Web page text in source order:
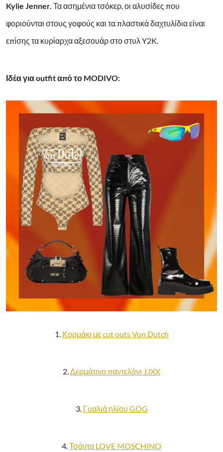
Kylie Jenner. Τα ασημένια τσόκερ, οι αλυσίδες που
φοριούνται στους γοφούς και τα πλαστικά δαχτυλίδια είναι
επίσης τα κυρίαρχα αξεσουάρ στο στυλ Y2K.
Ιδέα για outfit από το MODIVO:
1. Κορμάκι με cut outs Von Dutch
2. Δερμάτινο παντελόνι JJXX
3. Γυαλιά ηλίου GOG
4. Τσάντα LOVE MOSCHINO